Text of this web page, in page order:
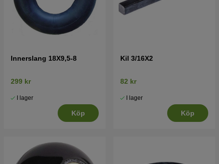
Innerslang 18X9,5-8
299 kr
I lager
Köp
Kil 3/16X2
82 kr
I lager
Köp